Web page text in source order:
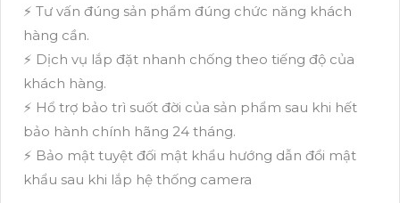
⚡ Tư vấn đúng sản phẩm đúng chức năng khách
hàng cần.
⚡ Dịch vụ lắp đặt nhanh chống theo tiếng độ của
khách hàng.
⚡ Hổ trợ bảo trì suốt đời của sản phẩm sau khi hết
bảo hành chính hãng 24 tháng.
⚡ Bảo mật tuyệt đối mật khẩu hướng dẫn đổi mật
khẩu sau khi lắp hệ thống camera